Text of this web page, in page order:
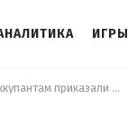
ИГРЫ
Очередные фантастические планы россиян: оккупантам приказали выйти к Краматорску до лета